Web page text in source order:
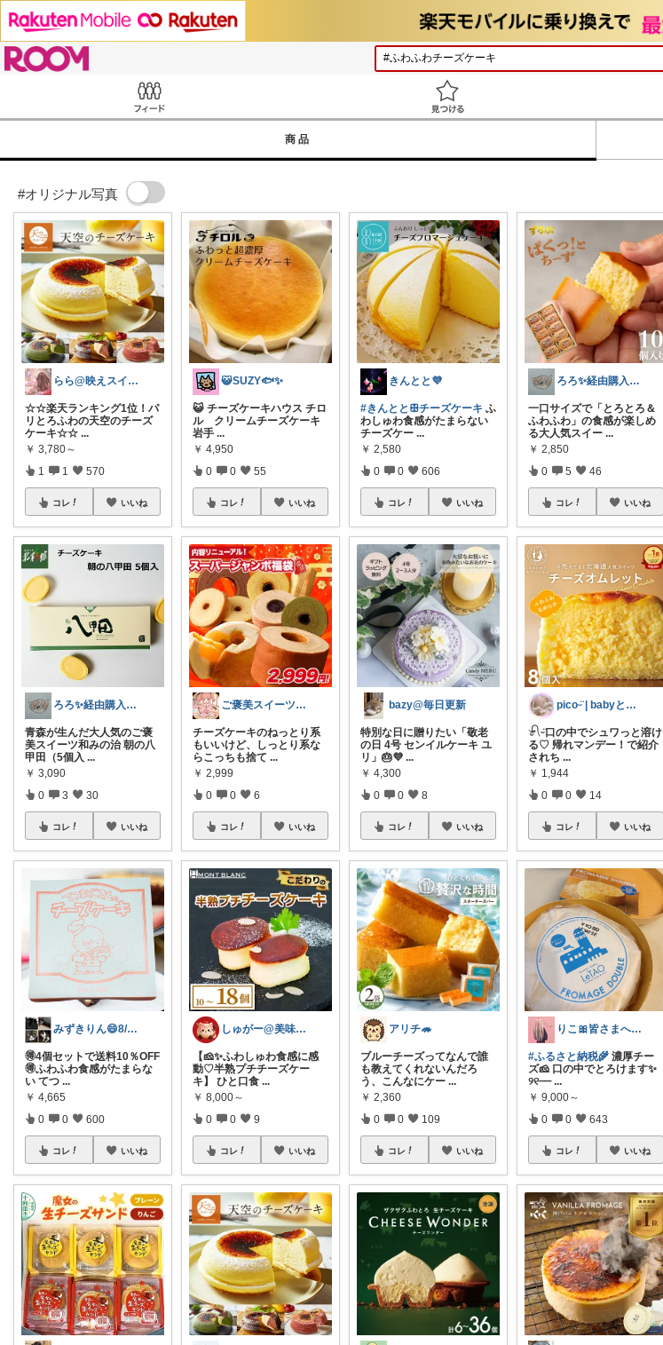
商品
#オリジナル写真
らら@映えスイーツとQOLアップ
☆☆楽天ランキング1位！パ
リとろふわの天空のチーズ
ケーキ☆☆ ...
￥ 3,780～
1 1 570
コレ いいね
ろろ✨経由購入感謝✨
青森が生んだ大人気のご褒
美スイーツ和みの治 朝の八
甲田（5個入 ...
￥ 3,090
0 3 30
コレ いいね
みずきりん😄8/6日お買い上げ感謝
🉐4個セットで送料10％OFF
🉐ふわふわ食感がたまらな
い てつ ...
￥ 4,665
0 0 600
コレ いいね
😺SUZY🐟✨
😺 チーズケーキハウス チロ
ル クリームチーズケーキ
岩手 ...
￥ 4,950
0 0 55
コレ いいね
ご褒美スイーツROOM🍰購入感謝です♪
チーズケーキのねっとり系
もいいけど、しっとり系な
らこっちも捨て ...
￥ 2,999
0 0 6
コレ いいね
しゅがー@美味しいスイーツや雑貨紹介
【🧀✨ふわしゅわ食感に感
動♡半熟プチチーズケー
キ】 ひと口食 ...
￥ 8,000～
0 0 9
コレ いいね
きんとと💜
#きんととꕥチーズケーキ ふ
わしゅわ食感がたまらない
チーズケー ...
￥ 2,580
0 0 606
コレ いいね
bazy@毎日更新
特別な日に贈りたい「敬老
の日 4号 センイルケーキ ユ
リ」🎂💜 ...
￥ 4,300
0 0 8
コレ いいね
アリチ🦔
ブルーチーズってなんで誰
も教えてくれないんだろ
う、こんなにケー ...
￥ 2,360
0 0 109
コレ いいね
ろろ✨経由購入感謝✨
一口サイズで「とろとろ＆
ふわふわ」の食感が楽しめ
る大人気スイー ...
￥ 2,850
0 5 46
コレ いいね
picoᵕ̈ | babyと暮らし
𓍯ᵕ̈口の中でシュワっと溶け
る♡ 帰れマンデー！で紹介
されち ...
￥ 1,944
0 0 14
コレ いいね
りこ🎀皆さまへ心から感謝🩶
#ふるさと納税🌾 濃厚チー
ズ🧀 口の中でとろけます✨
୨୧┈┈ ...
￥ 9,000～
0 0 643
コレ いいね